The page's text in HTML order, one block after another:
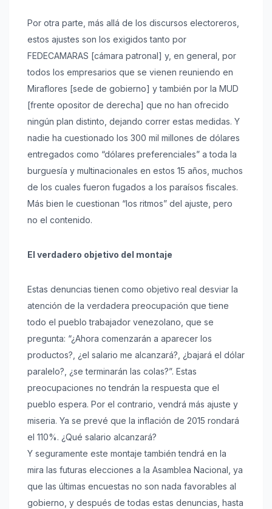
Por otra parte, más allá de los discursos electoreros,
estos ajustes son los exigidos tanto por
FEDECAMARAS [cámara patronal] y, en general, por
todos los empresarios que se vienen reuniendo en
Miraflores [sede de gobierno] y también por la MUD
[frente opositor de derecha] que no han ofrecido
ningún plan distinto, dejando correr estas medidas. Y
nadie ha cuestionado los 300 mil millones de dólares
entregados como “dólares preferenciales” a toda la
burguesía y multinacionales en estos 15 años, muchos
de los cuales fueron fugados a los paraísos fiscales.
Más bien le cuestionan “los ritmos” del ajuste, pero
no el contenido.
El verdadero objetivo del montaje
Estas denuncias tienen como objetivo real desviar la
atención de la verdadera preocupación que tiene
todo el pueblo trabajador venezolano, que se
pregunta: “¿Ahora comenzarán a aparecer los
productos?, ¿el salario me alcanzará?, ¿bajará el dólar
paralelo?, ¿se terminarán las colas?”. Estas
preocupaciones no tendrán la respuesta que el
pueblo espera. Por el contrario, vendrá más ajuste y
miseria. Ya se prevé que la inflación de 2015 rondará
el 110%. ¿Qué salario alcanzará?
Y seguramente este montaje también tendrá en la
mira las futuras elecciones a la Asamblea Nacional, ya
que las últimas encuestas no son nada favorables al
gobierno, y después de todas estas denuncias, hasta